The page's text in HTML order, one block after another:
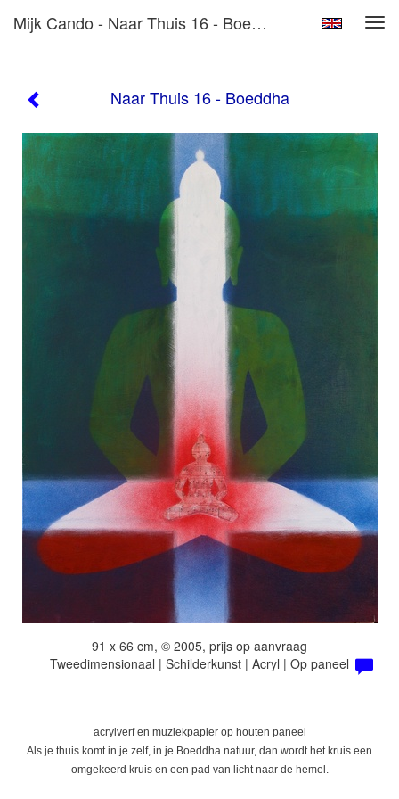
Mijk Cando - Naar Thuis 16 - Boeddha
Naar Thuis 16 - Boeddha
91 x 66 cm, © 2005, prijs op aanvraag
Tweedimensionaal | Schilderkunst | Acryl | Op paneel
acrylverf en muziekpapier op houten paneel
Als je thuis komt in je zelf, in je Boeddha natuur, dan wordt het kruis een
omgekeerd kruis en een pad van licht naar de hemel.